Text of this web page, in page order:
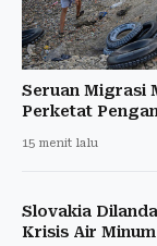
Seruan Migrasi
Perketat
15 menit lalu
Slovakia
Krisis Air Minum